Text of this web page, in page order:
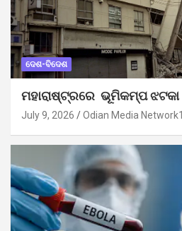
ଦେଶ-ବିଦେଶ
ମହାରାଷ୍ଟ୍ରରେ ଭୂମିକମ୍ପ ଝଟକା
July 9, 2026 Odian Media Network1